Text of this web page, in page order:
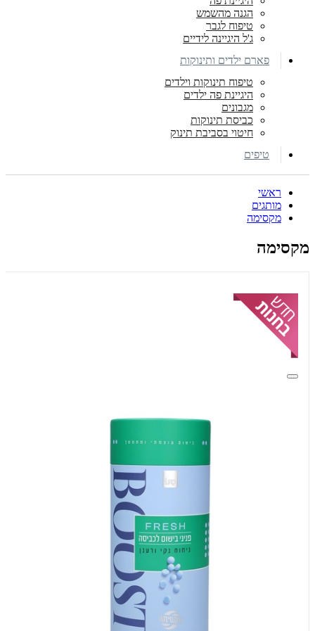
הגנה מהשמש
טיפוח לגבר
ג'ל היגיינה לידיים
פארם ילדים ותינוקות
טיפוח תינוקות וילדים
היגיינת פה ילדים
מגבונים
כביסת תינוקות
חיטוי בסביבת תינוק
טיפים
ראשי
מותגים
מקסימה
מקסימה